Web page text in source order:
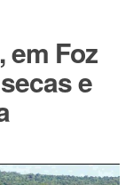
em Foz
e